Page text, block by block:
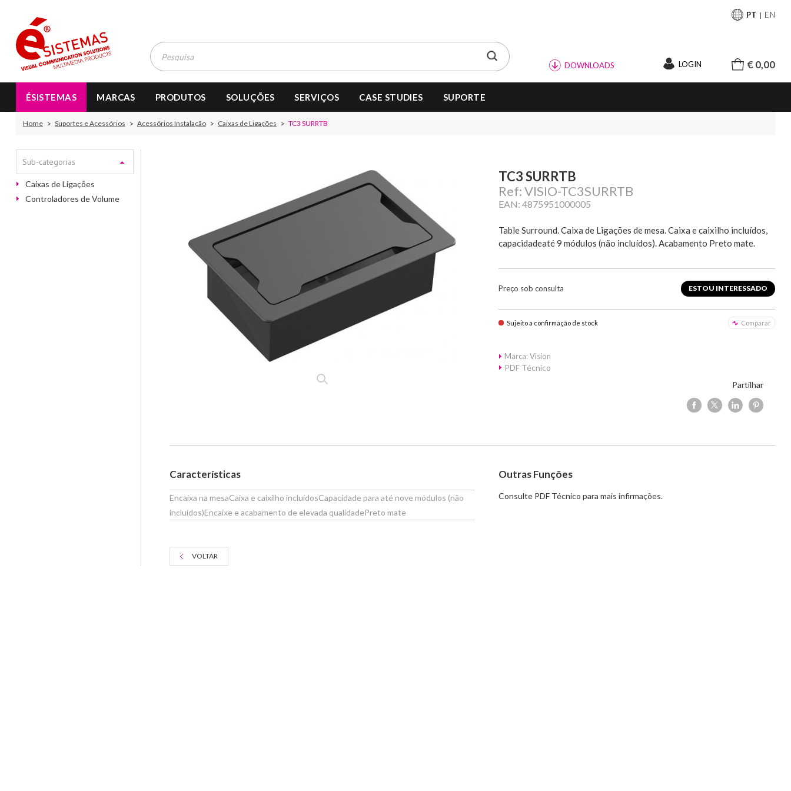
PT EN
DOWNLOADS LOGIN € 0,00
ÉSISTEMAS MARCAS PRODUTOS SOLUÇÕES SERVIÇOS CASE STUDIES SUPORTE
Home Suportes e Acessórios Acessórios Instalação Caixas de Ligações TC3 SURRTB
Sub-categorias
Caixas de Ligações
Controladores de Volume
TC3 SURRTB
Ref: VISIO-TC3SURRTB
EAN: 4875951000005
Table Surround. Caixa de Ligações de mesa. Caixa e caixilho incluídos,
capacidadeaté 9 módulos (não incluídos). Acabamento Preto mate.
Preço sob consulta ESTOU INTERESSADO
Sujeito a confirmação de stock Comparar
Marca: Vision
PDF Técnico
Partilhar
Características
Encaixa na mesaCaixa e caixilho incluídosCapacidade para até nove módulos (não
incluídos)Encaixe e acabamento de elevada qualidadePreto mate
Outras Funções
Consulte PDF Técnico para mais infirmações.
VOLTAR